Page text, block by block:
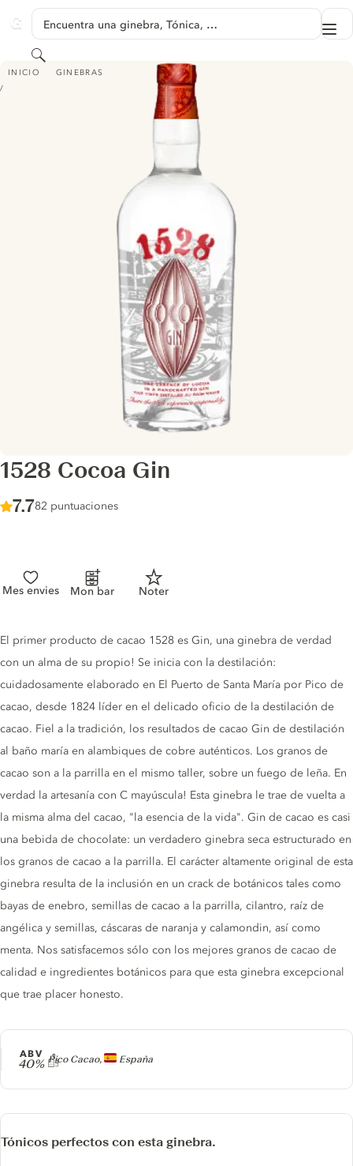
GINVENTORY
Encuentra una ginebra, Tónica, …
Buscar
INICIO GINEBRAS
1528 COCOA GIN
1528 Cocoa Gin
Score :
7.7/ 10
82 puntuaciones
Mes envies Mon bar Noter
Producer
Pico Cacao, España
ABV
40%
Gin description
El primer producto de cacao 1528 es Gin, una ginebra de verdad
con un alma de su propio! Se inicia con la destilación:
cuidadosamente elaborado en El Puerto de Santa María por Pico de
cacao, desde 1824 líder en el delicado oficio de la destilación de
cacao. Fiel a la tradición, los resultados de cacao Gin de destilación
al baño maría en alambiques de cobre auténticos. Los granos de
cacao son a la parrilla en el mismo taller, sobre un fuego de leña. En
verdad la artesanía con C mayúscula! Esta ginebra le trae de vuelta a
la misma alma del cacao, "la esencia de la vida". Gin de cacao es casi
una bebida de chocolate: un verdadero ginebra seca estructurado en
los granos de cacao a la parrilla. El carácter altamente original de esta
ginebra resulta de la inclusión en un crack de botánicos tales como
bayas de enebro, semillas de cacao a la parrilla, cilantro, raíz de
angélica y semillas, cáscaras de naranja y calamondin, así como
menta. Nos satisfacemos sólo con los mejores granos de cacao de
calidad e ingredientes botánicos para que esta ginebra excepcional
que trae placer honesto.
Tónicos perfectos con esta ginebra.